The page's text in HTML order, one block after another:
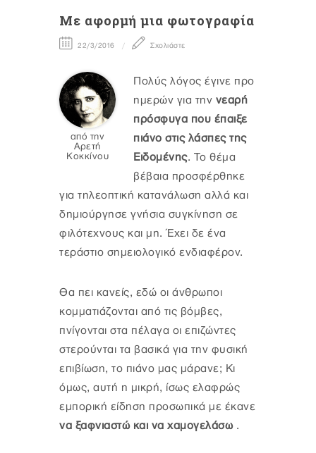
Με αφορμή μια φωτογραφία
22/3/2016 Σχολιάστε
από την
Αρετή
Κοκκίνου
Πολύς λόγος έγινε προ
ημερών για την νεαρή
πρόσφυγα που έπαιξε
πιάνο στις λάσπες της
Ειδομένης. Το θέμα
βέβαια προσφέρθηκε
για τηλεοπτική κατανάλωση αλλά και
δημιούργησε γνήσια συγκίνηση σε
φιλότεχνους και μη. Έχει δε ένα
τεράστιο σημειολογικό ενδιαφέρον.
Θα πει κανείς, εδώ οι άνθρωποι
κομματιάζονται από τις βόμβες,
πνίγονται στα πέλαγα οι επιζώντες
στερούνται τα βασικά για την φυσική
επιβίωση, το πιάνο μας μάρανε; Κι
όμως, αυτή η μικρή, ίσως ελαφρώς
εμπορική είδηση προσωπικά με έκανε
να ξαφνιαστώ και να χαμογελάσω .